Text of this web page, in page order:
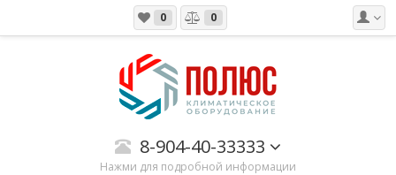
0 0
8-904-40-33333
Нажми для подробной информации